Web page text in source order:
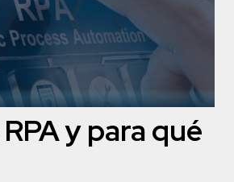
y para qué